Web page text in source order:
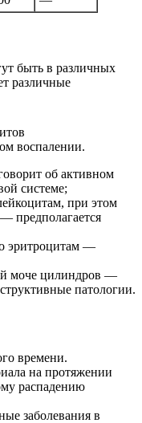
быть в различных
различные
воспалении.
об активном
системе;
при этом
предполагается
эритроцитам —
моче цилиндров —
патологии.
времени.
на протяжении
распадению
заболевания в